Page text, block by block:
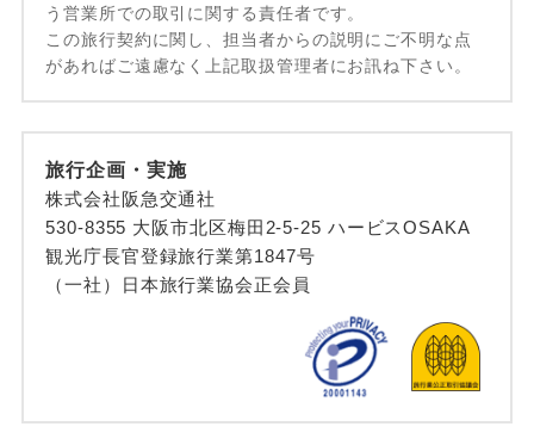
う営業所での取引に関する責任者です。
この旅行契約に関し、担当者からの説明にご不明な点
があればご遠慮なく上記取扱管理者にお訊ね下さい。
旅行企画・実施
株式会社阪急交通社
530-8355 大阪市北区梅田2-5-25 ハービスOSAKA
観光庁長官登録旅行業第1847号
（一社）日本旅行業協会正会員